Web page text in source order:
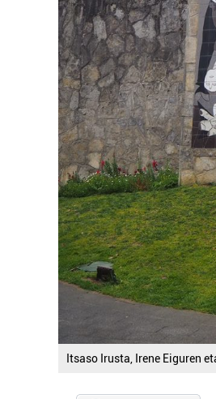
Itsaso Irusta, Irene Eiguren